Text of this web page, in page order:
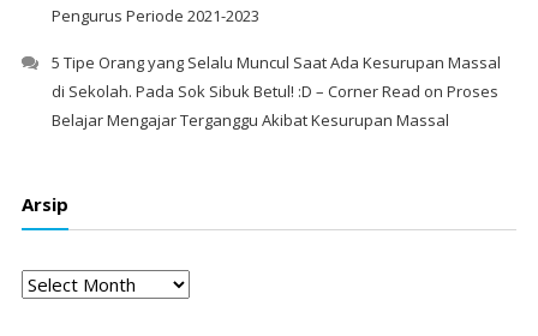
Pengurus Periode 2021-2023
5 Tipe Orang yang Selalu Muncul Saat Ada Kesurupan Massal
di Sekolah. Pada Sok Sibuk Betul! :D – Corner Read on Proses
Belajar Mengajar Terganggu Akibat Kesurupan Massal
Arsip
Arsip